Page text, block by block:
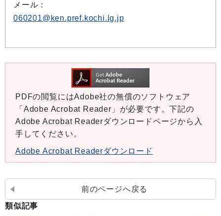
メール：
060201@ken.pref.kochi.lg.jp
PDFの閲覧にはAdobe社の無償のソフトウェア
「Adobe Acrobat Reader」が必要です。下記の
Adobe Acrobat Readerダウンロードページから入
手してください。
Adobe Acrobat Readerダウンロード
前のページへ戻る
類似記事